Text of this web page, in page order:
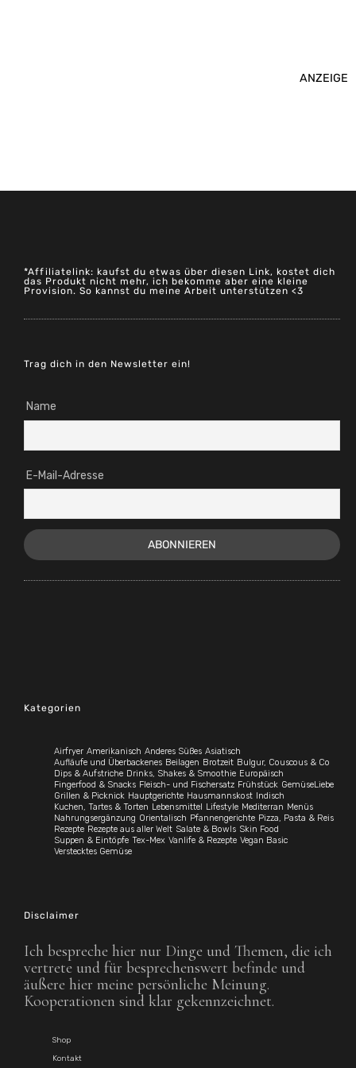
ANZEIGE
*Affiliatelink: kaufst du etwas über diesen Link, kostet dich
das Produkt nicht mehr, ich bekomme aber eine kleine
Provision. So kannst du meine Arbeit unterstützen <3
Trag dich in den Newsletter ein!
Name
E-Mail-Adresse
Kategorien
Airfryer Amerikanisch Anderes Süßes Asiatisch
Aufläufe und Überbackenes Beilagen Brotzeit Bulgur, Couscous & Co
Dips & Aufstriche Drinks, Shakes & Smoothie Europäisch
Fingerfood & Snacks Fleisch- und Fischersatz Frühstück GemüseLiebe
Grillen & Picknick Hauptgerichte Hausmannskost Indisch
Kuchen, Tartes & Torten Lebensmittel Lifestyle Mediterran Menüs
Nahrungsergänzung Orientalisch Pfannengerichte Pizza, Pasta & Reis
Rezepte Rezepte aus aller Welt Salate & Bowls Skin Food
Suppen & Eintöpfe Tex-Mex Vanlife & Rezepte Vegan Basic
Verstecktes Gemüse
Disclaimer
Ich bespreche hier nur Dinge und Themen, die ich
vertrete und für besprechenswert befinde und
äußere hier meine persönliche Meinung.
Kooperationen sind klar gekennzeichnet.
Shop
Kontakt